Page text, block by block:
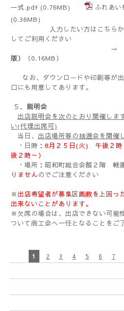
一式.pdf (0.76MB)
ふれあ
(0.36MB)
入力したい方はこちらから
してご利用ください
→
版）
（0.16MB）
なお、ダウンロードや印刷等が
口にも用意してあります。
５． 説明会
出店説明会を次のとおり開催しま
い(代理出席可)
当日、 出店場所等の抽選会を開催
・日時： 8月２５日(火) 午後２
後２時～）
・場所：昭和町総合会館２階
りませんのでご注意ください
※ 出店希望者が募集区画数を上回っ
出来ないことがあります。
※欠席の場合は、出店できない可能
ついて商工会へ一任となることをご
1 2 3 4 5 6 7